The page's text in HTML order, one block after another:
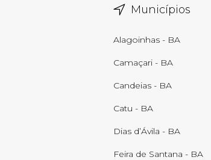
Municípios
Alagoinhas - BA
Camaçari - BA
Candeias - BA
Catu - BA
Dias d’Ávila - BA
Feira de Santana - BA